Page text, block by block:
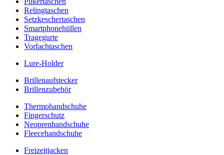
Relingtaschen
Setzkeschertaschen
Smartphonehüllen
Tragegurte
Vorfachtaschen
Lure-Holder
Brillenaufstecker
Brillenzubehör
Thermohandschuhe
Fingerschutz
Neoprenhandschuhe
Fleecehandschuhe
Freizeitjacken